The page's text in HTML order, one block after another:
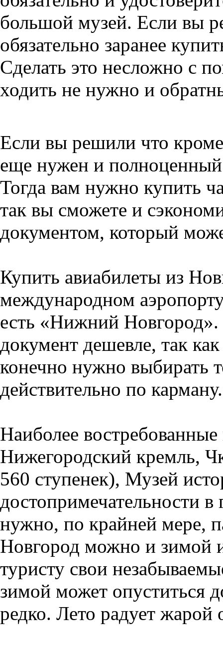
большой музей. Если вы
обязательно заранее
Сделать это несложно с
ходить не нужно и
Если вы решили что
еще нужен и
Тогда вам нужно купить
так вы сможете и
документом, который
Купить авиабилеты из
международном
есть «Нижний Новгород».
документ дешевле, так
конечно нужно выбирать
действительно по карману.
Наиболее
Нижегородский кремль,
560 ступенек), Музей
достопримечательности в
нужно, по крайней мере,
Новгород можно и зимой
туристу свои
зимой может опуститься
редко. Лето радует